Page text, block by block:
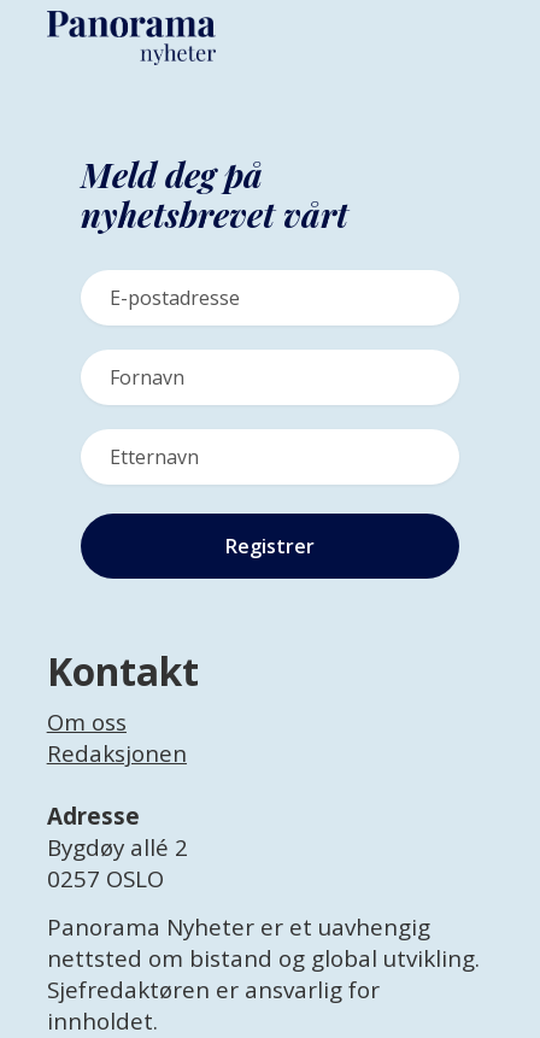
Meld deg på
nyhetsbrevet vårt
Kontakt
Om oss
Redaksjonen
Adresse
Bygdøy allé 2
0257 OSLO
Panorama Nyheter er et uavhengig
nettsted om bistand og global utvikling.
Sjefredaktøren er ansvarlig for
innholdet.